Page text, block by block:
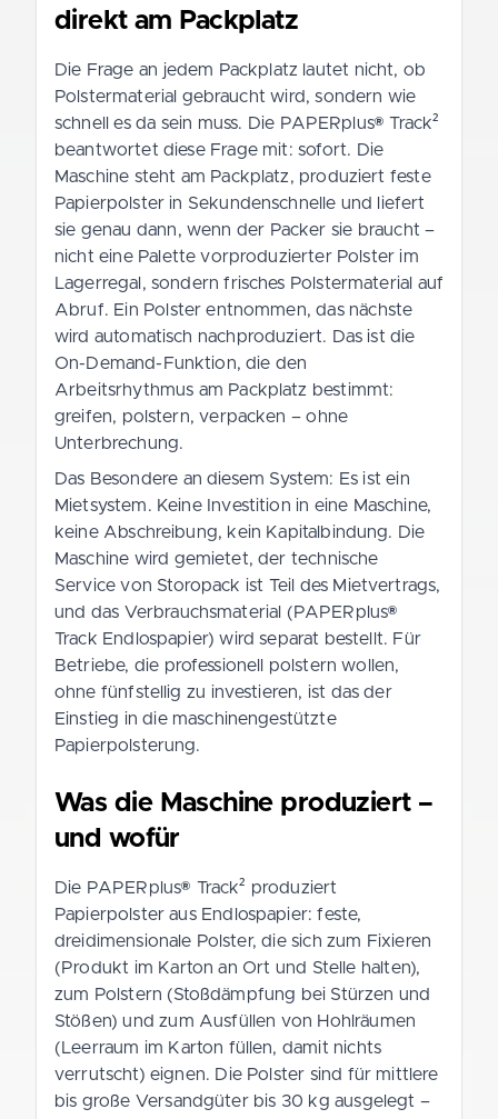
direkt am Packplatz
Die Frage an jedem Packplatz lautet nicht, ob
Polstermaterial gebraucht wird, sondern wie
schnell es da sein muss. Die PAPERplus® Track²
beantwortet diese Frage mit: sofort. Die
Maschine steht am Packplatz, produziert feste
Papierpolster in Sekundenschnelle und liefert
sie genau dann, wenn der Packer sie braucht –
nicht eine Palette vorproduzierter Polster im
Lagerregal, sondern frisches Polstermaterial auf
Abruf. Ein Polster entnommen, das nächste
wird automatisch nachproduziert. Das ist die
On-Demand-Funktion, die den
Arbeitsrhythmus am Packplatz bestimmt:
greifen, polstern, verpacken – ohne
Unterbrechung.
Das Besondere an diesem System: Es ist ein
Mietsystem. Keine Investition in eine Maschine,
keine Abschreibung, kein Kapitalbindung. Die
Maschine wird gemietet, der technische
Service von Storopack ist Teil des Mietvertrags,
und das Verbrauchsmaterial (PAPERplus®
Track Endlospapier) wird separat bestellt. Für
Betriebe, die professionell polstern wollen,
ohne fünfstellig zu investieren, ist das der
Einstieg in die maschinengestützte
Papierpolsterung.
Was die Maschine produziert –
und wofür
Die PAPERplus® Track² produziert
Papierpolster aus Endlospapier: feste,
dreidimensionale Polster, die sich zum Fixieren
(Produkt im Karton an Ort und Stelle halten),
zum Polstern (Stoßdämpfung bei Stürzen und
Stößen) und zum Ausfüllen von Hohlräumen
(Leerraum im Karton füllen, damit nichts
verrutscht) eignen. Die Polster sind für mittlere
bis große Versandgüter bis 30 kg ausgelegt –